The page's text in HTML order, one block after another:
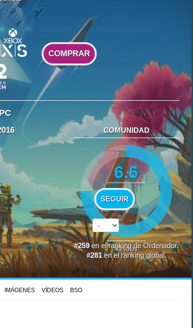
COMPRAR
PC
COMUNIDAD
6.6
SEGUIR
43votos
#259 en elranking de Ordenador.
#281en elranking global.
IMÁGENES VÍDEOS BSO